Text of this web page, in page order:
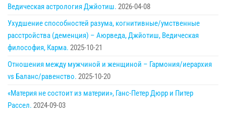
Ведическая астрология Джйотиш. 2026-04-08
Ухудшение способностей разума, когнитивные/умственные
расстройства (деменция) – Аюрведа, Джйотиш, Ведическая
философия, Карма. 2025-10-21
Отношения между мужчиной и женщиной – Гармония/иерархия
vs Баланс/равенство. 2025-10-20
«Материя не состоит из материи», Ганс-Петер Дюрр и Питер
Рассел. 2024-09-03